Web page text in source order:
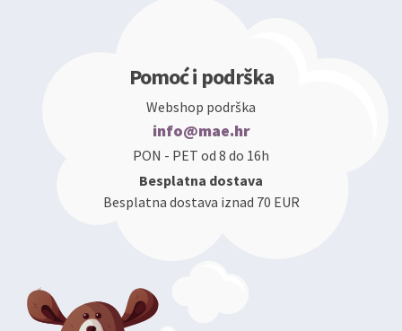
Pomoć i podrška
Webshop podrška
info@mae.hr
PON - PET od 8 do 16h
Besplatna dostava
Besplatna dostava iznad 70 EUR